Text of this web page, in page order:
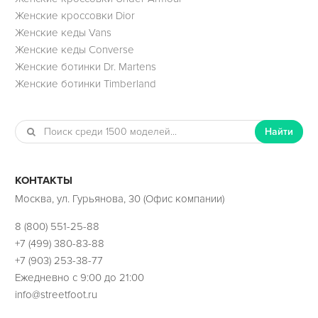
Женские кроссовки Dior
Женские кеды Vans
Женские кеды Converse
Женские ботинки Dr. Martens
Женские ботинки Timberland
Найти
КОНТАКТЫ
Москва, ул. Гурьянова, 30 (Офис компании)
8 (800) 551-25-88
+7 (499) 380-83-88
+7 (903) 253-38-77
Ежедневно с 9:00 до 21:00
info@streetfoot.ru